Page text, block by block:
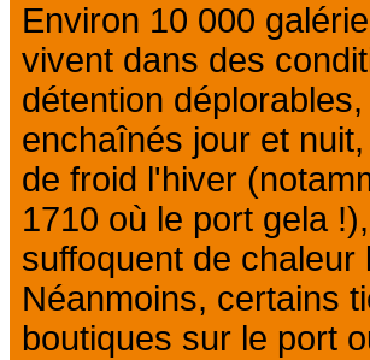
Environ 10 000
vivent dans des
détention
enchaînés jour et
de froid l'hiver
1710 où le port gela !),
suffoquent de chaleur
Néanmoins, certains
boutiques sur le port